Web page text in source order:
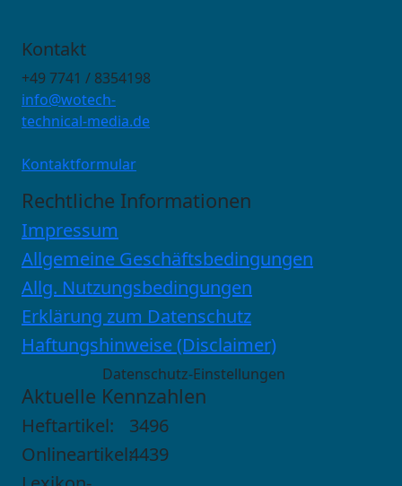
Kontakt
+49 7741 / 8354198
info@wotech-
technical-media.de
Kontaktformular
Rechtliche Informationen
Impressum
Allgemeine Geschäftsbedingungen
Allg. Nutzungsbedingungen
Erklärung zum Datenschutz
Haftungshinweise (Disclaimer)
Datenschutz-Einstellungen
Aktuelle Kennzahlen
Heftartikel:
3496
Onlineartikel:4439